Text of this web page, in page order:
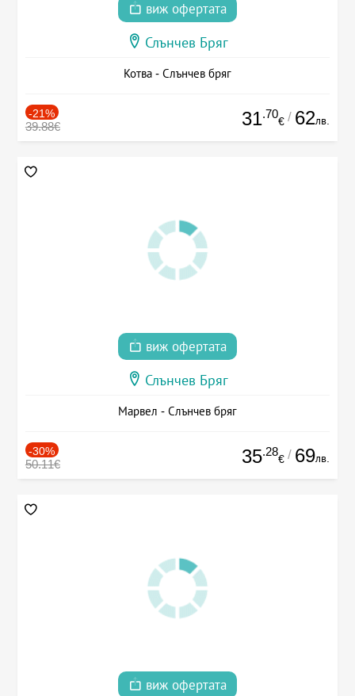
виж офертата
Слънчев Бряг
Котва - Слънчев бряг
-21%
39.88€ 31.70
€ / 62лв.
виж офертата
Слънчев Бряг
Марвел - Слънчев бряг
-30%
50.11€ 35.28
€ / 69лв.
виж офертата